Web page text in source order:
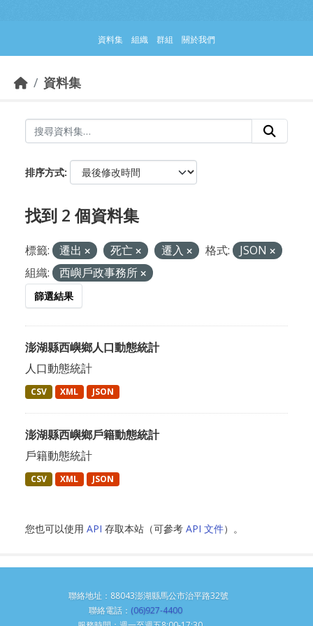
資料集 組織 群組 關於我們
資料集
排序方式
找到 2 個資料集
標籤: 遷出 死亡 遷入 格式:
JSON
組織:
西嶼戶政事務所
篩選結果
澎湖縣西嶼鄉人口動態統計
人口動態統計
CSV XML JSON
澎湖縣西嶼鄉戶籍動態統計
戶籍動態統計
CSV XML JSON
您也可以使用 API 存取本站（可參考 API 文件）。
聯絡地址：88043澎湖縣馬公市治平路32號
聯絡電話： (06)927-4400